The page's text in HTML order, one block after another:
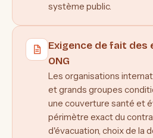
système public.
Exigence de fait des
ONG
Les organisations
et grands groupes
une couverture santé et
périmètre exact du
d'évacuation, choix de la